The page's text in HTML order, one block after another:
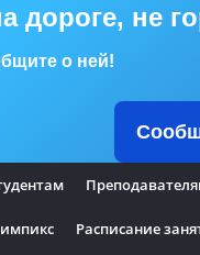
дороге, не
о ней!
Расписание